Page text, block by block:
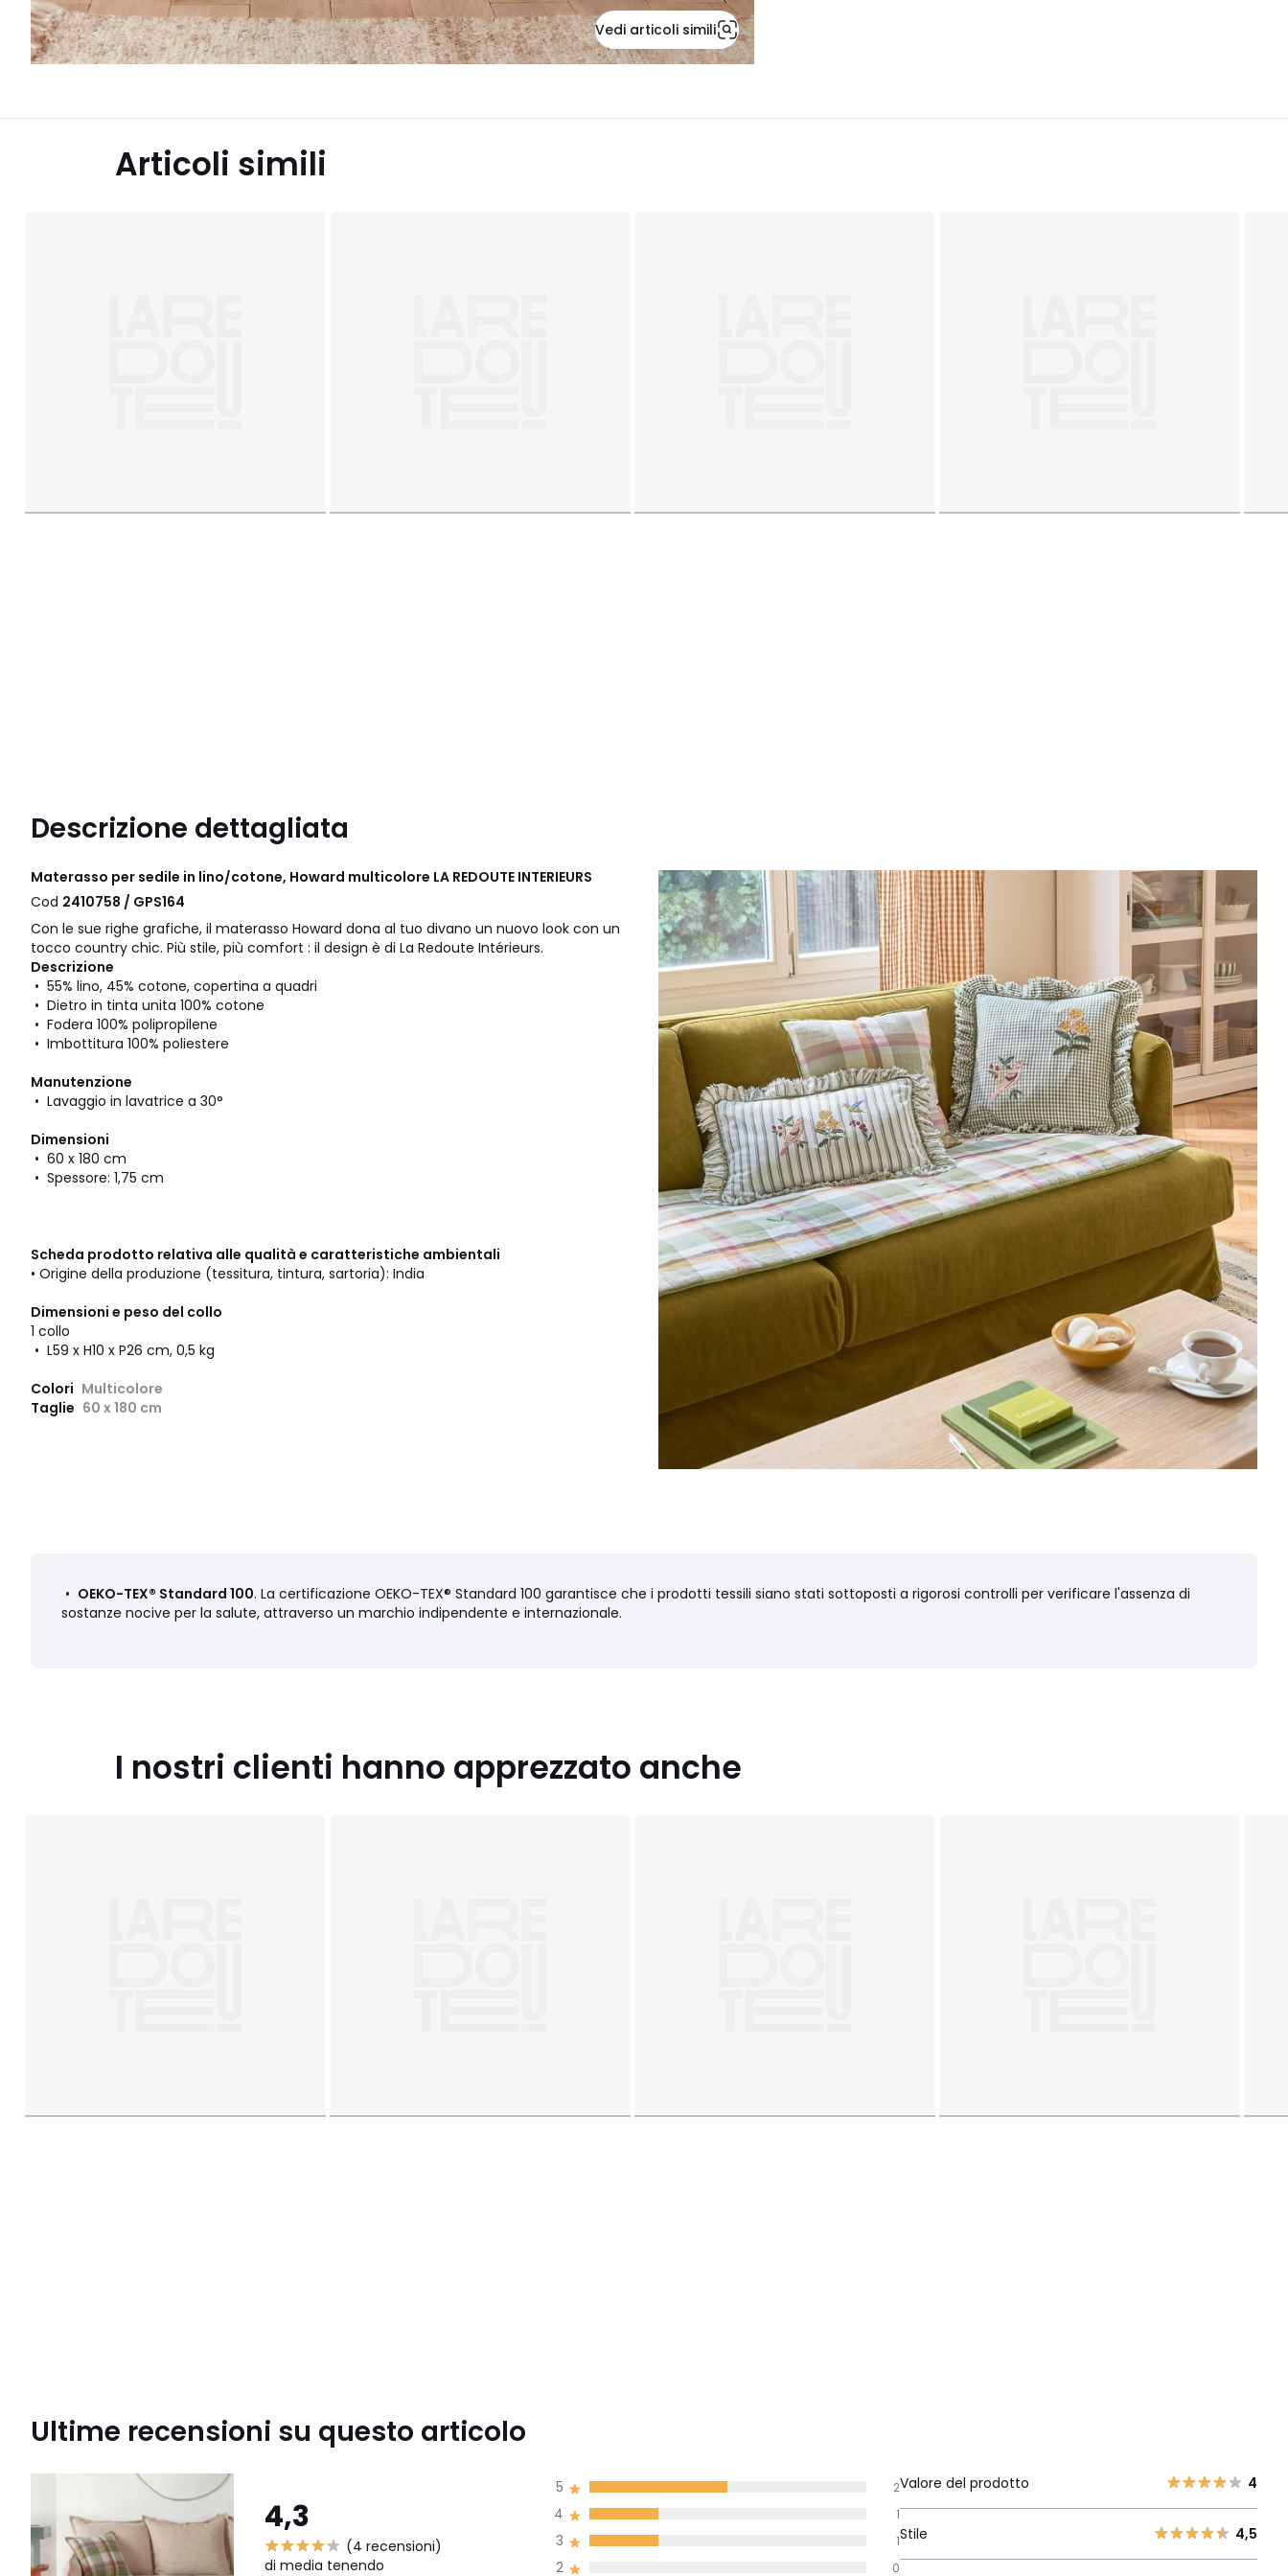
Vedi articoli simili
Articoli simili
Descrizione dettagliata
Materasso per sedile in lino/cotone, Howard multicolore LA REDOUTE INTERIEURS
Cod 2410758 / GPS164
Con le sue righe grafiche, il materasso Howard dona al tuo divano un nuovo look con un
tocco country chic. Più stile, più comfort : il design è di La Redoute Intérieurs.
Descrizione
• 55% lino, 45% cotone, copertina a quadri
• Dietro in tinta unita 100% cotone
• Fodera 100% polipropilene
• Imbottitura 100% poliestere
Manutenzione
• Lavaggio in lavatrice a 30°
Dimensioni
• 60 x 180 cm
• Spessore: 1,75 cm
Scheda prodotto relativa alle qualità e caratteristiche ambientali
• Origine della produzione (tessitura, tintura, sartoria): India
Dimensioni e peso del collo
1 collo
• L59 x H10 x P26 cm, 0,5 kg
Colori Multicolore
Taglie 60 x 180 cm
• OEKO-TEX® Standard 100. La certificazione OEKO-TEX® Standard 100 garantisce che i prodotti tessili siano stati sottoposti a rigorosi controlli per verificare l'assenza di
sostanze nocive per la salute, attraverso un marchio indipendente e internazionale.
I nostri clienti hanno apprezzato anche
Ultime recensioni su questo articolo
4,3
(4 recensioni)
di media tenendo
2 0
3 1
4 1
5 2Valore del prodotto 4
Stile 4,5